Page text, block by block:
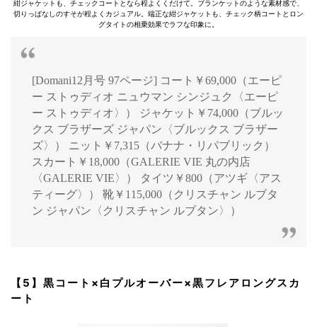
紺ジャケットも、チェックコートとなら程よくくだけて。ブランケットのような素材感で、
切りっぱなしのすそが程よくカジュアル。端正な紺ジャケットも、チェック柄コートとロン
グタイトの相乗効果でラフな印象に。
[Domani12月号 97ページ] コート￥69,000（エーピ
ー ストゥディオ ニュウマン シンジュク〈エーピ
ー ストゥディオ〉） ジャケット￥74,000（ブルッ
クス ブラザーズ ジャパン〈ブルックス ブラザー
ズ〉） ニット￥7,315（バナナ・リパブリック）
スカート￥18,000（GALERIE VIE 丸の内店
〈GALERIE VIE〉） タイツ￥800（アツギ〈アス
ティーグ〉） 靴￥115,000（クリスチャン ルブタ
ン ジャパン〈クリスチャン ルブタン〉）
【5】黒コート×白プルオーバー×黒フレアロングスカ
ート